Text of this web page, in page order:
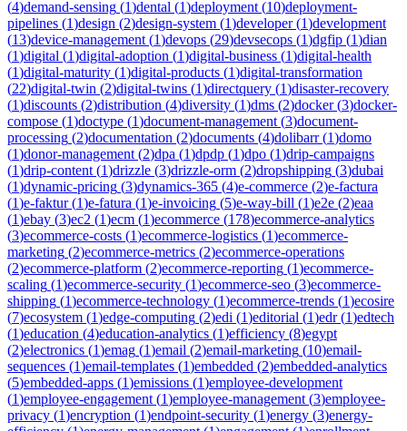
(4)demand-sensing (1)dental (1)deployment (10)deployment-
pipelines (1)design (2)design-system (1)developer(1)development
(13)device-management (1)devops (29)devsecops (1)dgfip (1)dian
(1)digital (1)digital-adoption (1)digital-business (1)digital-health
(1)digital-maturity (1)digital-products (1)digital-transformation
(22)digital-twin (2)digital-twins (1)directquery (1)disaster-recovery
(1)discounts (2)distribution (4)diversity (1)dms (2)docker(3)docker-
compose (1)doctype (1)document-management (3)document-
processing (2)documentation (2)documents (4)dolibarr(1)domo
(1)donor-management (2)dpa (1)dpdp (1)dpo (1)drip-campaigns
(1)drip-content (1)drizzle (3)drizzle-orm (2)dropshipping (3)dubai
(1)dynamic-pricing (3)dynamics-365 (4)e-commerce (2)e-factura
(1)e-faktur(1)e-fatura (1)e-invoicing (5)e-way-bill (1)e2e (2)eaa
(1)ebay (3)ec2 (1)ecm (1)ecommerce (178)ecommerce-analytics
(3)ecommerce-costs (1)ecommerce-logistics (1)ecommerce-
marketing (2)ecommerce-metrics (2)ecommerce-operations
(2)ecommerce-platform (2)ecommerce-reporting (1)ecommerce-
scaling (1)ecommerce-security (1)ecommerce-seo (3)ecommerce-
shipping (1)ecommerce-technology (1)ecommerce-trends (1)ecosire
(7)ecosystem (1)edge-computing (2)edi (1)editorial (1)edr(1)edtech
(1)education (4)education-analytics (1)efficiency (8)egypt
(2)electronics (1)emag (1)email (2)email-marketing (10)email-
sequences (1)email-templates (1)embedded (2)embedded-analytics
(5)embedded-apps (1)emissions (1)employee-development
(1)employee-engagement (1)employee-management (3)employee-
privacy (1)encryption (1)endpoint-security (1)energy (3)energy-